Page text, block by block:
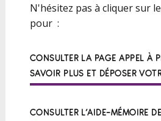
N'hésitez pas à cliquer sur
pour :
CONSULTER LA PAGE APPEL À
SAVOIR PLUS ET DÉPOSER
CONSULTER L’AIDE-MÉMOIRE